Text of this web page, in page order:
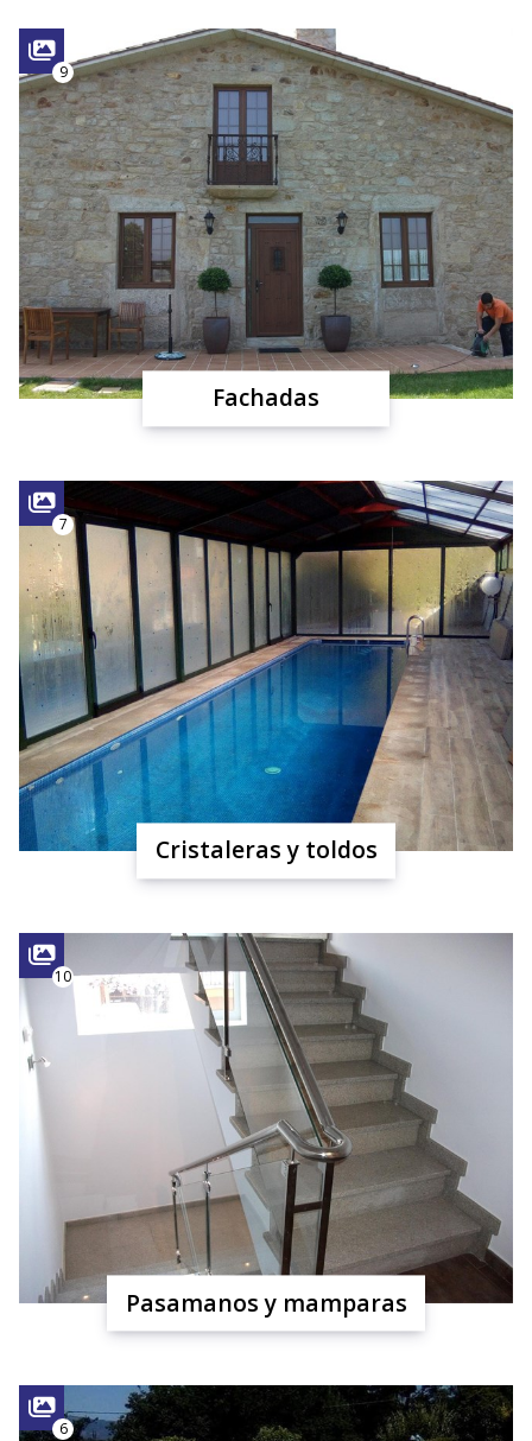
Fachadas
9
Cristaleras y toldos
7
Pasamanos y mamparas
10
6